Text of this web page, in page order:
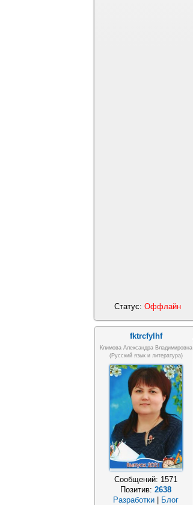
Статус: Оффлайн
fktrcfylhf
Климова Александра Владимировна
(русский язык и литература)
Сообщений: 1571
Позитив: 2638
Разработки | Блог